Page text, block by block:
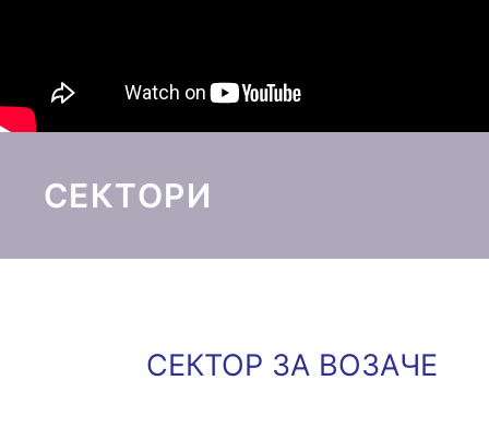
СЕКТОРИ
СЕКТОР ЗА ВОЗАЧЕ